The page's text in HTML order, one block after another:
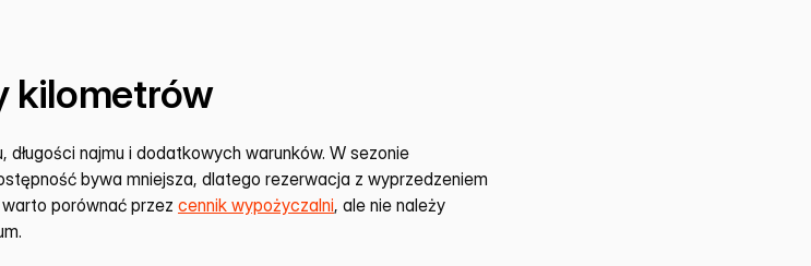
kilometrów
najmu i dodatkowych warunków. W sezonie
bywa mniejsza, dlatego rezerwacja z wyprzedzeniem
porównać przez cennik wypożyczalni, ale nie należy